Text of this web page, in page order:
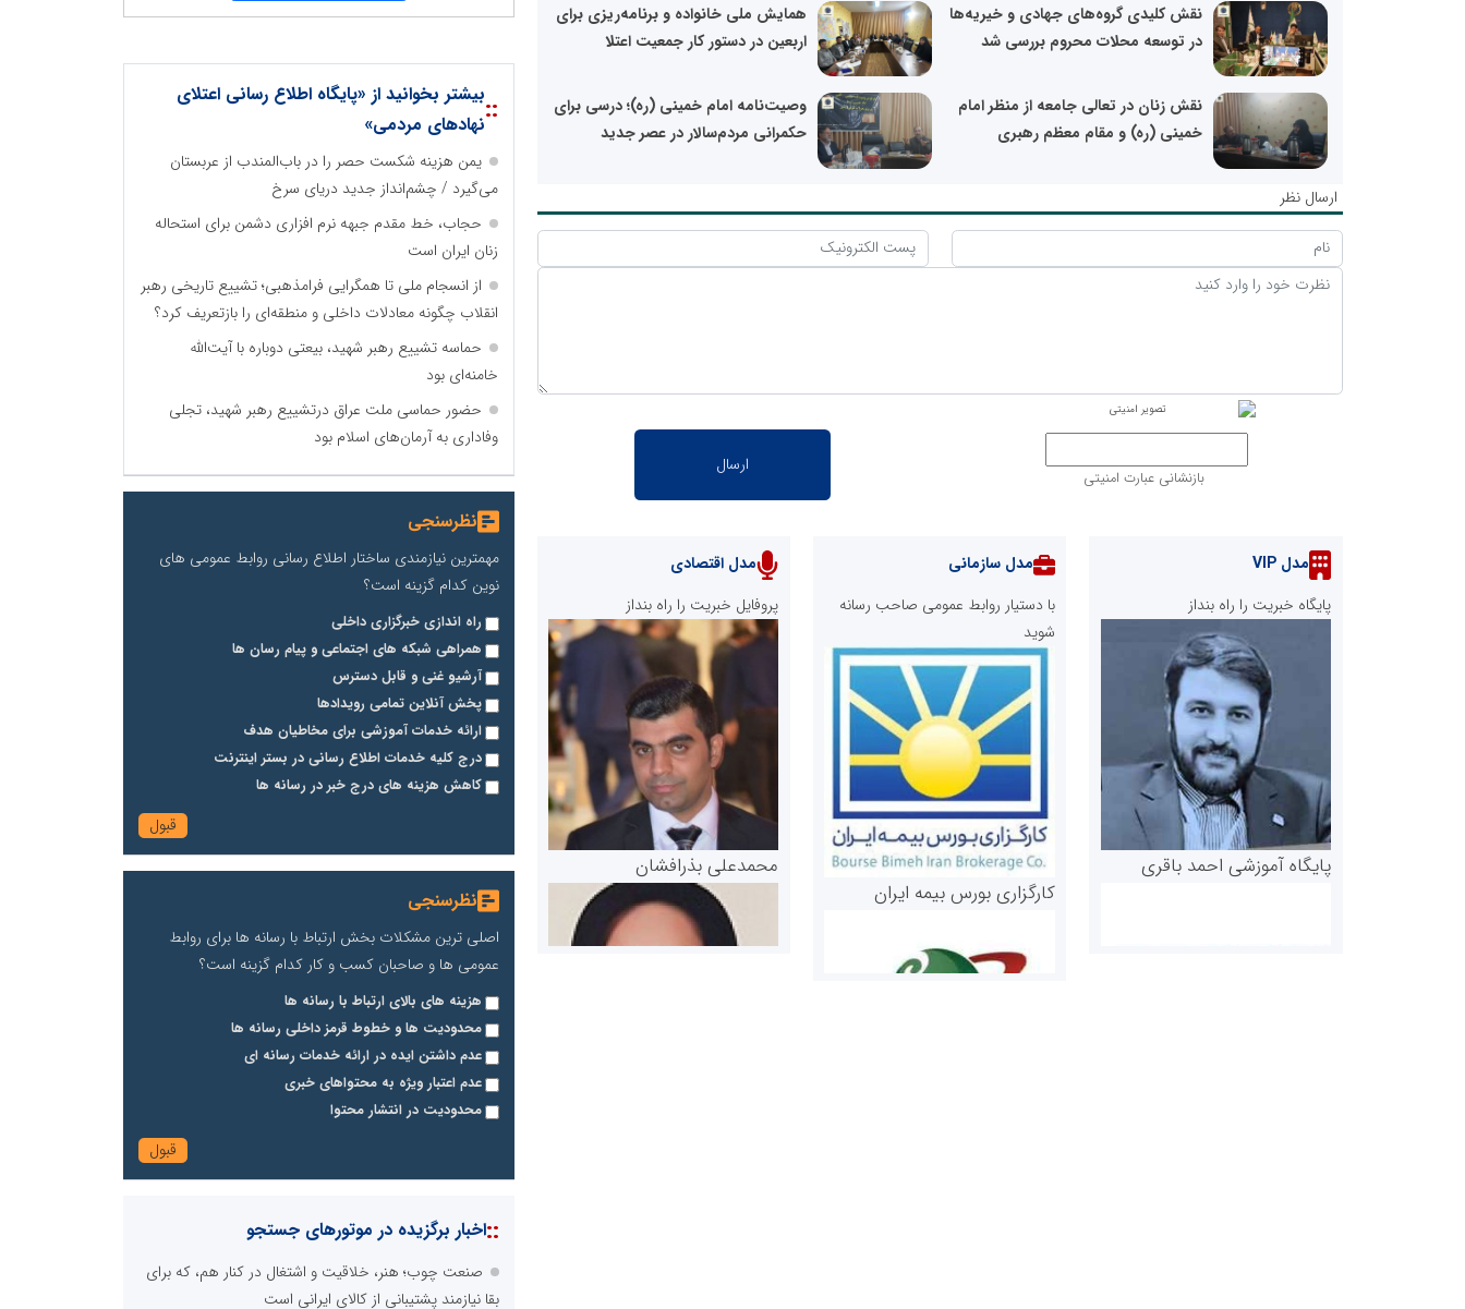
نقش کلیدی گروه‌های جهادی و خیریه‌ها
در توسعه محلات محروم بررسی شد
همایش ملی خانواده و برنامه‌ریزی برای
اربعین در دستور کار جمعیت اعتلا
نقش زنان در تعالی جامعه از منظر امام
خمینی (ره) و مقام معظم رهبری
وصیت‌نامه امام خمینی (ره)؛ درسی برای
حکمرانی مردم‌سالار در عصر جدید
ارسال نظر
بازنشانی عبارت امنیتی
مدل VIP
پایگاه خبریت را راه بنداز
پایگاه آموزشی احمد باقری
مدل سازمانی
با دستیار روابط عمومی صاحب رسانه
شوید
کارگزاری بورس بیمه ایران
مدل اقتصادی
پروفایل خبریت را راه بنداز
محمدعلی بذرافشان
::بیشتر بخوانید از «پایگاه اطلاع رسانی اعتلای
نهادهای مردمی»
یمن هزینه شکست حصر را در باب‌المندب از عربستان
می‌گیرد / چشم‌انداز جدید دریای سرخ
حجاب، خط مقدم جبهه نرم افزاری دشمن برای استحاله
زنان ایران است
از انسجام ملی تا همگرایی فرامذهبی؛ تشییع تاریخی رهبر
انقلاب چگونه معادلات داخلی و منطقه‌ای را بازتعریف کرد؟
حماسه تشییع رهبر شهید، بیعتی دوباره با آیت‌الله
خامنه‌ای بود
حضور حماسی ملت عراق درتشییع رهبر شهید، تجلی
وفاداری به آرمان‌های اسلام بود
نظرسنجی
مهمترین نیازمندی ساختار اطلاع رسانی روابط عمومی های
نوین کدام گزینه است؟
راه اندازی خبرگزاری داخلی
همراهی شبکه های اجتماعی و پیام رسان ها
آرشیو غنی و قابل دسترس
پخش آنلاین تمامی رویدادها
ارائه خدمات آموزشی برای مخاطیان هدف
درج کلیه خدمات اطلاع رسانی در بستر اینترنت
کاهش هزینه های درج خبر در رسانه ها
نظرسنجی
اصلی ترین مشکلات بخش ارتباط با رسانه ها برای روابط
عمومی ها و صاحبان کسب و کار کدام گزینه است؟
هزینه های بالای ارتباط با رسانه ها
محدودیت ها و خطوط قرمز داخلی رسانه ها
عدم داشتن ایده در ارائه خدمات رسانه ای
عدم اعتبار ویژه به محتواهای خبری
محدودیت در انتشار محتوا
::اخبار برگزیده در موتورهای جستجو
صنعت چوب؛ هنر، خلاقیت و اشتغال در کنار هم، که برای
بقا نیازمند پشتیبانی از کالای ایرانی است